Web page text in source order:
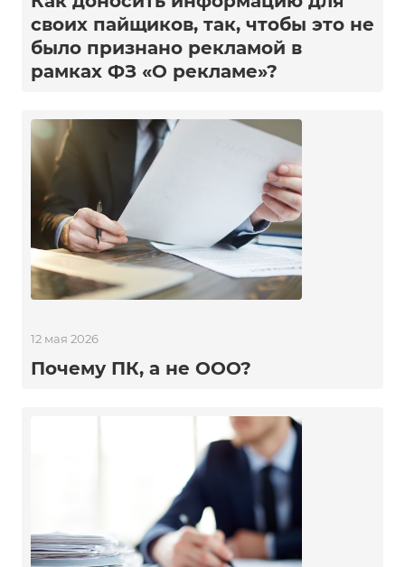
своих пайщиков, так, чтобы это не
было признано рекламой в
рамках ФЗ «О рекламе»?
12 мая 2026
Почему ПК, а не ООО?